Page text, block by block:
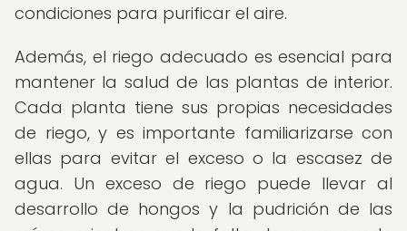
condiciones para purificar el aire.
Además, el riego adecuado es esencial para
mantener la salud de las plantas de interior.
Cada planta tiene sus propias necesidades
de riego, y es importante familiarizarse con
ellas para evitar el exceso o la escasez de
agua. Un exceso de riego puede llevar al
desarrollo de hongos y la pudrición de las